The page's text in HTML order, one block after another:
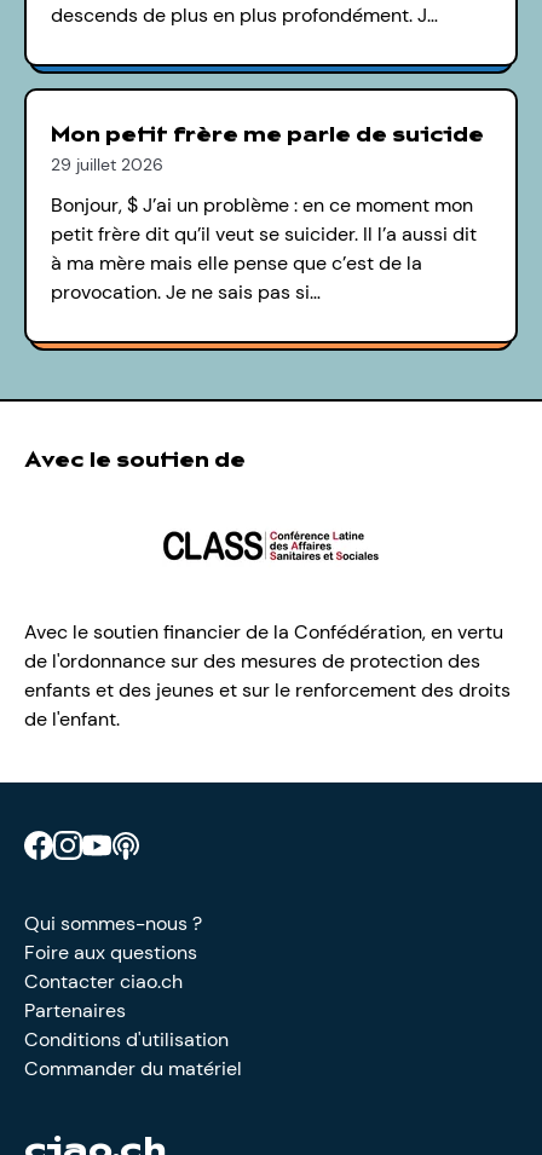
descends de plus en plus profondément. J…
Mon petit frère me parle de suicide
29 juillet 2026
Bonjour, $ J’ai un problème : en ce moment mon
petit frère dit qu’il veut se suicider. Il l’a aussi dit
à ma mère mais elle pense que c’est de la
provocation. Je ne sais pas si…
Avec le soutien de
Avec le soutien financier de la Confédération, en vertu
de l'ordonnance sur des mesures de protection des
enfants et des jeunes et sur le renforcement des droits
de l'enfant.
Retrouve CIAO sur Facebook
Retrouve CIAO sur Instagram
Retrouve CIAO sur YouTube
Qui sommes-nous ?
Foire aux questions
Contacter ciao.ch
Partenaires
Conditions d'utilisation
Commander du matériel